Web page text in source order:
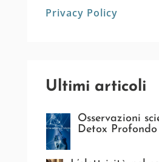
Privacy Policy
Ultimi articoli
Osservazioni
Detox Profondo